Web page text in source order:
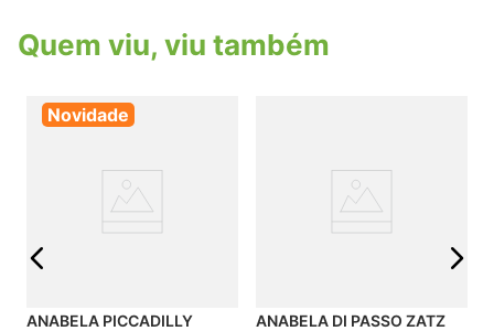
Quem viu, viu também
Novidade
ANABELA PICCADILLY ANABELA DI PASSO ZATZ